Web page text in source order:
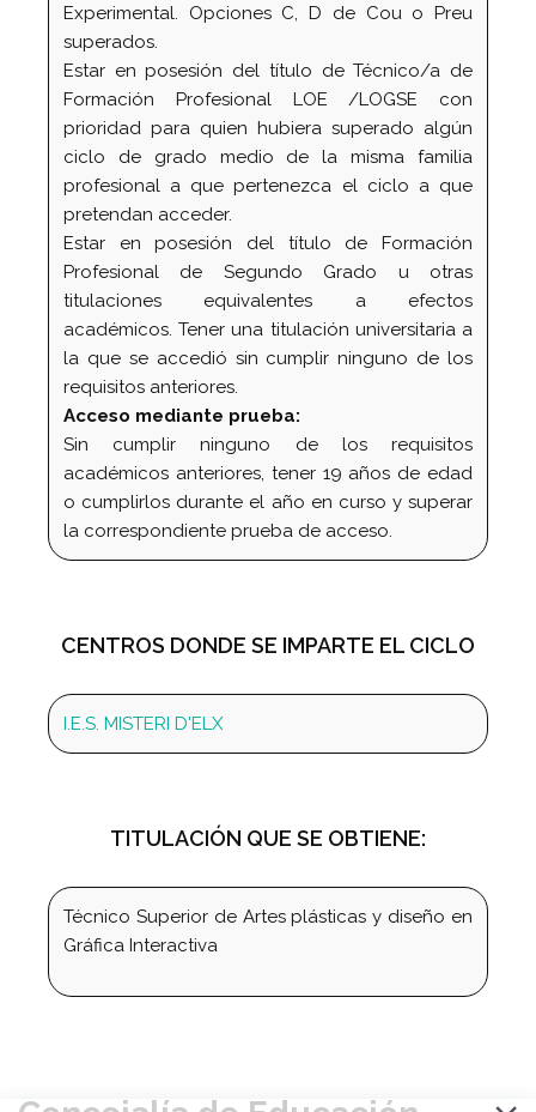
Experimental. Opciones C, D de Cou o Preu
superados.
Estar en posesión del título de Técnico/a de
Formación Profesional LOE /LOGSE con
prioridad para quien hubiera superado algún
ciclo de grado medio de la misma familia
profesional a que pertenezca el ciclo a que
pretendan acceder.
Estar en posesión del título de Formación
Profesional de Segundo Grado u otras
titulaciones equivalentes a efectos
académicos. Tener una titulación universitaria a
la que se accedió sin cumplir ninguno de los
requisitos anteriores.
Acceso mediante prueba:
Sin cumplir ninguno de los requisitos
académicos anteriores, tener 19 años de edad
o cumplirlos durante el año en curso y superar
la correspondiente prueba de acceso.
CENTROS DONDE SE IMPARTE EL CICLO
I.E.S. MISTERI D'ELX
TITULACIÓN QUE SE OBTIENE:
Técnico Superior de Artes plásticas y diseño en
Gráfica Interactiva